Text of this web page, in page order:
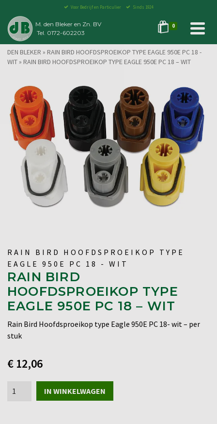
Voor Bedrijf en Particulier Sinds 1924
M. den Bleker en Zn. BV
Tel. 0172-602203
0
DEN BLEKER » RAIN BIRD HOOFDSPROEIKOP TYPE EAGLE 950E PC 18 -
WIT » RAIN BIRD HOOFDSPROEIKOP TYPE EAGLE 950E PC 18 – WIT
RAIN BIRD HOOFDSPROEIKOP TYPE
EAGLE 950E PC 18 - WIT
RAIN BIRD
HOOFDSPROEIKOP TYPE
EAGLE 950E PC 18 – WIT
Rain Bird Hoofdsproeikop type Eagle 950E PC 18- wit – per
stuk
€ 12,06
Rain
IN WINKELWAGEN